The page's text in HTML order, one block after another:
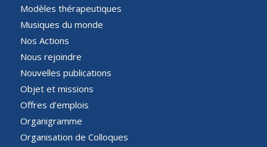
Modèles thérapeutiques
Musiques du monde
Nos Actions
Nous rejoindre
Nouvelles publications
Objet et missions
Offres d’emplois
Organigramme
Organisation de Colloques